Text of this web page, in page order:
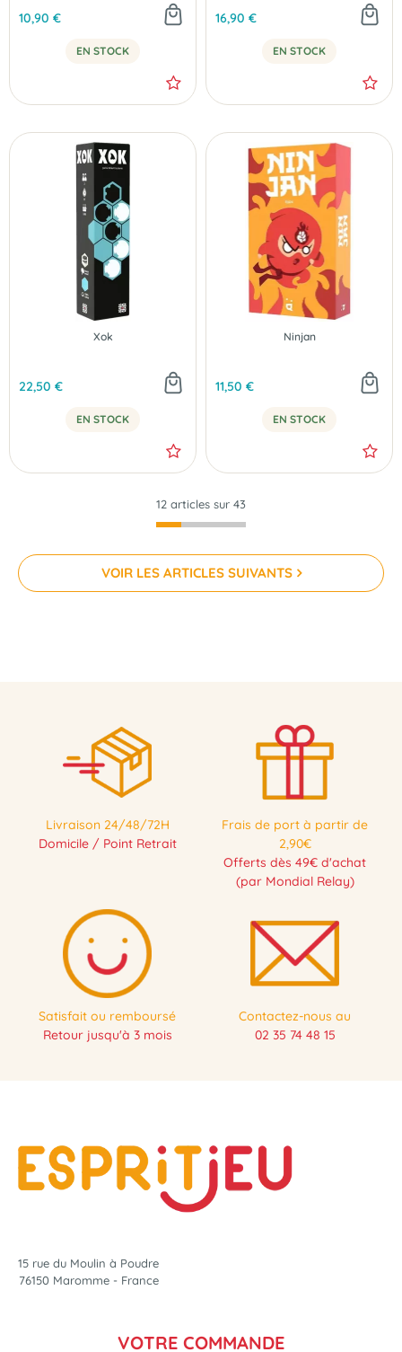
10,90 €
EN STOCK
16,90 €
EN STOCK
Xok
22,50 €
EN STOCK
Ninjan
11,50 €
EN STOCK
12 articles sur 43
VOIR LES ARTICLES SUIVANTS
Livraison 24/48/72H
Domicile / Point Retrait
Frais de port à partir de
2,90€
Offerts dès 49€ d'achat
(par Mondial Relay)
Satisfait ou remboursé
Retour jusqu'à 3 mois
Contactez-nous au
02 35 74 48 15
15 rue du Moulin à Poudre
76150 Maromme - France
VOTRE COMMANDE